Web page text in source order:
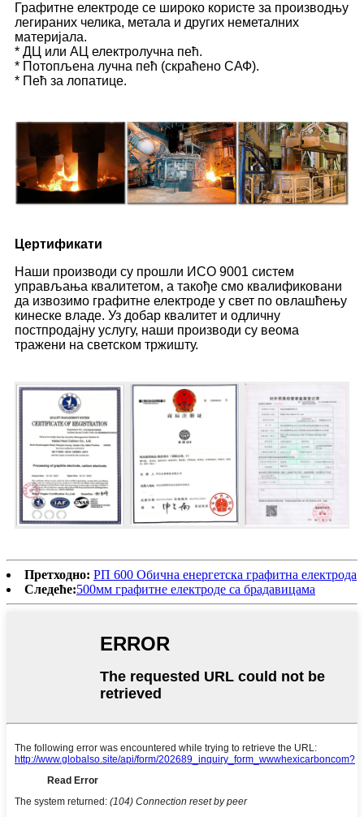
Графитне електроде се широко користе за производњу
легираних челика, метала и других неметалних
материјала.
* ДЦ или АЦ електролучна пећ.
* Потопљена лучна пећ (скраћено САФ).
* Пећ за лопатице.
Цертификати
Наши производи су прошли ИСО 9001 систем
управљања квалитетом, а такође смо квалификовани
да извозимо графитне електроде у свет по овлашћењу
кинеске владе. Уз добар квалитет и одличну
постпродајну услугу, наши производи су веома
тражени на светском тржишту.
Претходно: РП 600 Обична енергетска графитна електрода
Следеће:500мм графитне електроде са брадавицама